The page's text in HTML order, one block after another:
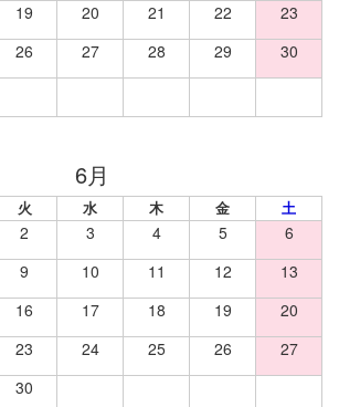
19 20 21 22
23
26 27 28 29
30
火 水 木 金 土
2 3 4 5
6
9 10 11 12
13
16 17 18 19
20
23 24 25 26
27
30